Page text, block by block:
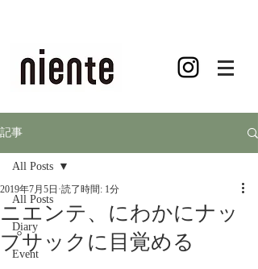
記事
All Posts
Diary
Event
All Posts
ニエンテ、にわかにナッ
プサックに目覚める
2019年7月5日 読了時間: 1分